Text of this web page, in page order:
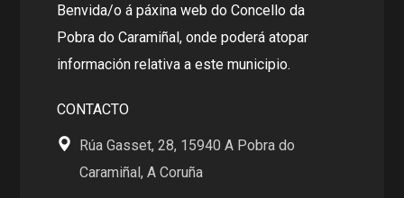
Benvida/o á páxina web do Concello da
Pobra do Caramiñal, onde poderá atopar
información relativa a este municipio.
CONTACTO
Rúa Gasset, 28, 15940 A Pobra do
Caramiñal, A Coruña